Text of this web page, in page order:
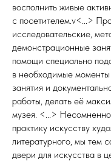
восполнить живые
с посетителем.v<...>
исследовательские,
демонстрационные
помощи специально
в необходимые
занятия и
работы, делать её
музея. <...>
практику искусству
литературного, мы тем
двери для искусства в